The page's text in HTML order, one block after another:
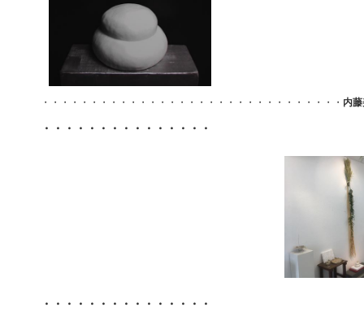
・・・・・・・・・・・・・・・・・・・・・・・・・・・・・・・ 内
・・・・・・・・・・・・・・・
・・・・・・・・・・・・・・・